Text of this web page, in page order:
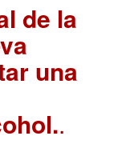
de la
una
.